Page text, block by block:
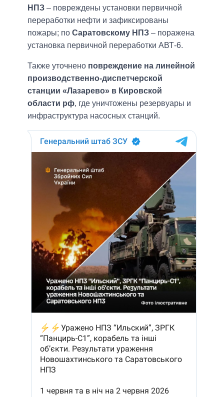
НПЗ – повреждены установки первичной
переработки нефти и зафиксированы
пожары; по Саратовскому НПЗ – поражена
установка первичной переработки АВТ-6.
Также уточнено повреждение на линейной
производственно-диспетчерской
станции «Лазарево» в Кировской
области рф, где уничтожены резервуары и
инфраструктура насосных станций.